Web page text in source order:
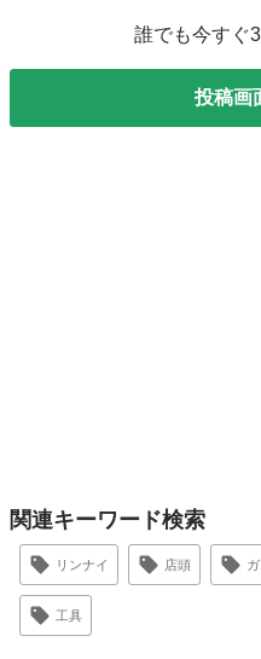
誰でも今すぐ
投稿画
関連キーワード検索
リンナイ 店頭
工具